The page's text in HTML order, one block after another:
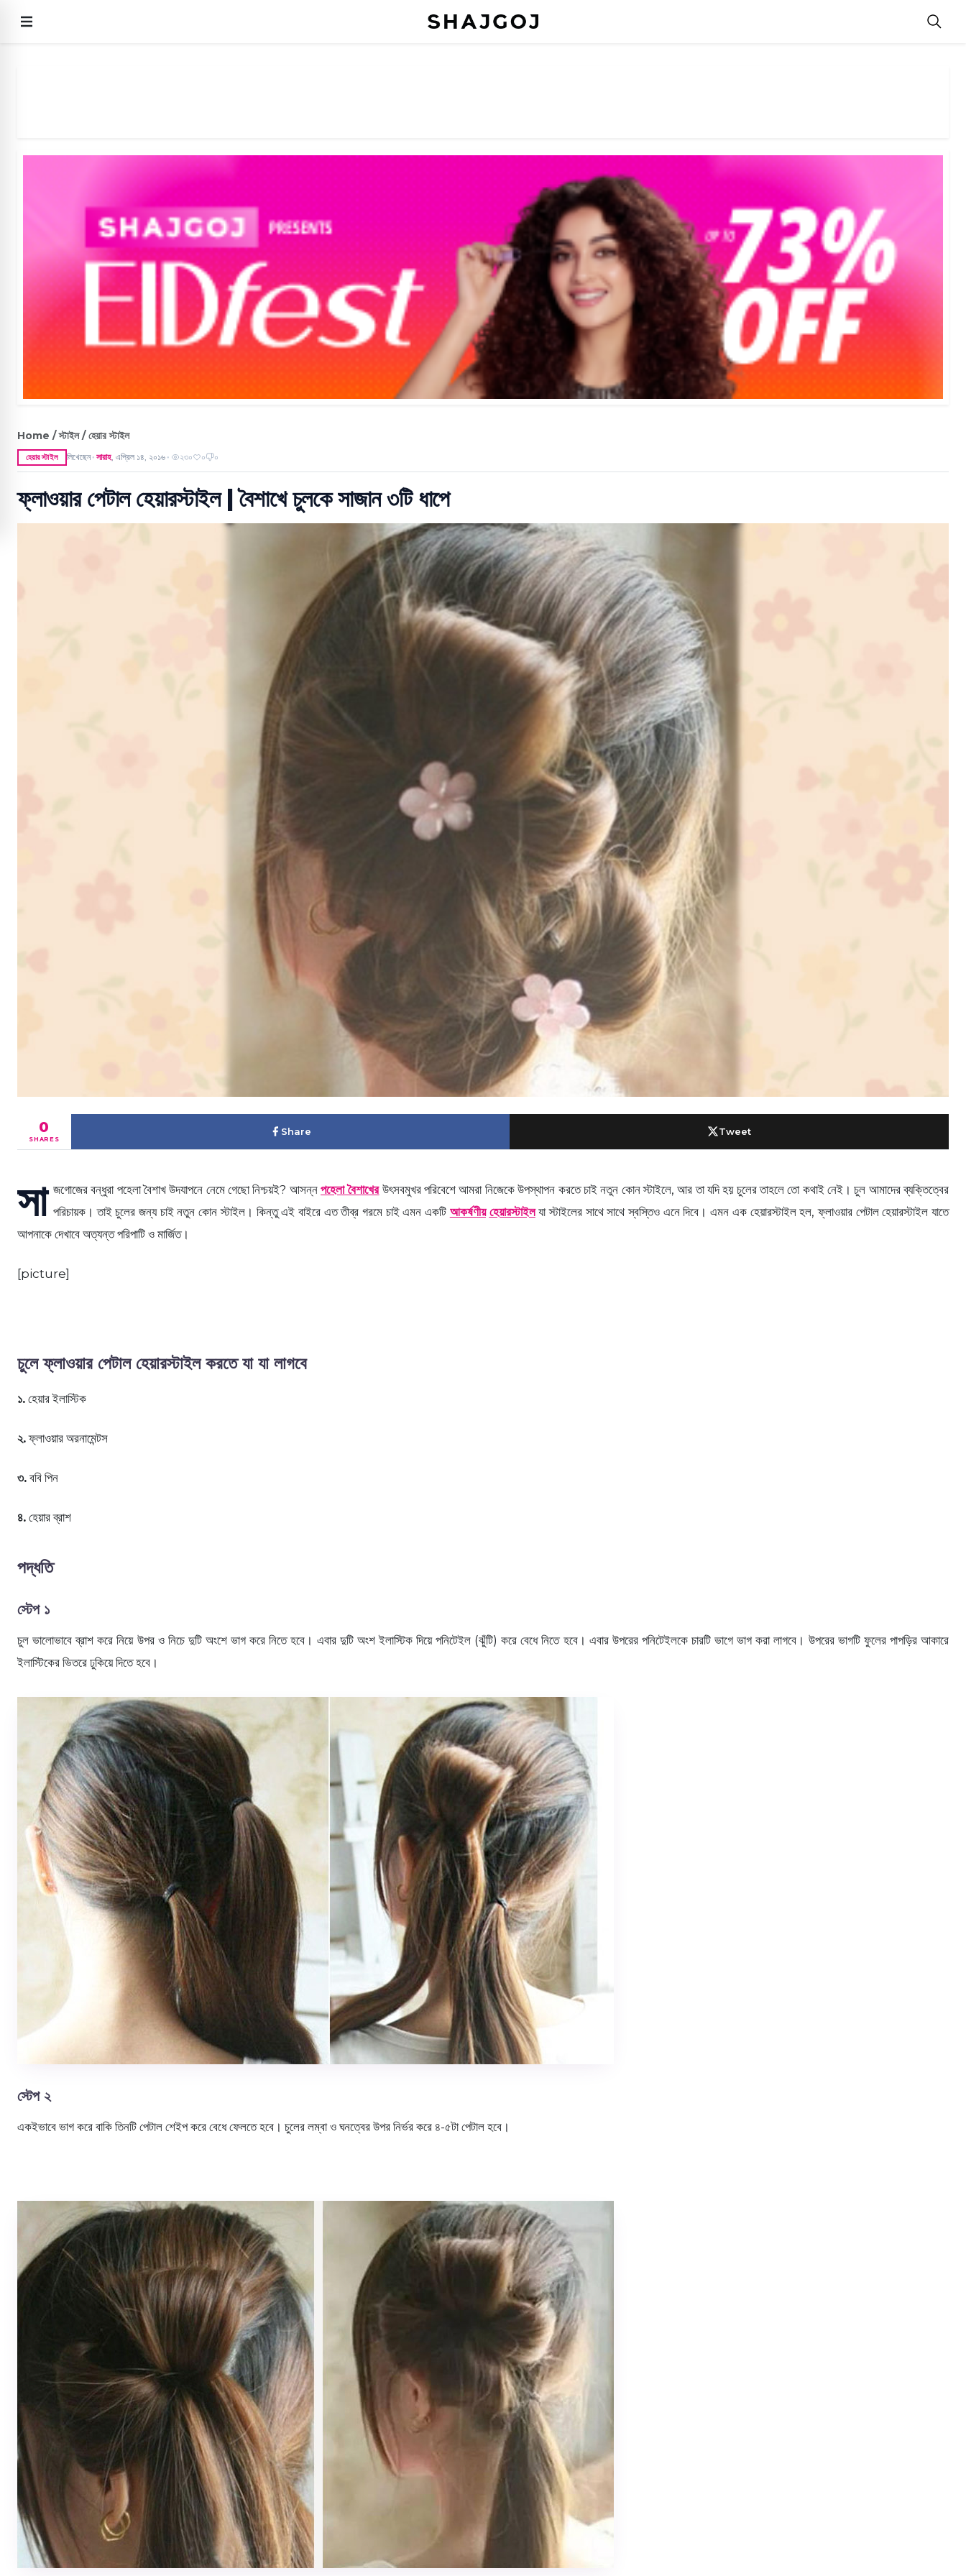
Home / স্টাইল / হেয়ার স্টাইল
হেয়ার স্টাইল লিখেছেন ● সারাহ, এপ্রিল ১৪, ২০১৬ ● ২৩০ ০ ০
ফ্লাওয়ার পেটাল হেয়ারস্টাইল | বৈশাখে চুলকে সাজান ৩টি ধাপে
0
SHARES
Share Tweet
সা জগোজের বন্ধুরা পহেলা বৈশাখ উদযাপনে নেমে গেছো নিশ্চয়ই? আসন্নপহেলা বৈশাখেরউৎসবমুখর পরিবেশে আমরা নিজেকে উপস্থাপন করতে চাই নতুন কোন স্টাইলে, আর তা যদি হয় চুলের তাহলে তো কথাই নেই। চুল আমাদের ব্যক্তিত্বের
পরিচায়ক। তাই চুলের জন্য চাই নতুন কোন স্টাইল। কিন্তু এই বাইরে এত তীব্র গরমে চাই এমন একটি আকর্ষণীয় হেয়ারস্টাইলযা স্টাইলের সাথে সাথে স্বস্তিও এনে দিবে। এমন এক হেয়ারস্টাইল হল, ফ্লাওয়ার পেটাল হেয়ারস্টাইল যাতে
আপনাকে দেখাবে অত্যন্ত পরিপাটি ও মার্জিত।
[picture]
চুলে ফ্লাওয়ার পেটাল হেয়ারস্টাইল করতে যা যা লাগবে
১. হেয়ার ইলাস্টিক
২.ফ্লাওয়ার অরনামেন্টস
৩. ববি পিন
৪. হেয়ার ব্রাশ
পদ্ধতি
স্টেপ ১
চুল ভালোভাবে ব্রাশ করে নিয়ে উপর ও নিচে দুটি অংশে ভাগ করে নিতে হবে। এবার দুটি অংশ ইলাস্টিক দিয়ে পনিটেইল (ঝুঁটি) করে বেধে নিতে হবে। এবার উপরের পনিটেইলকে চারটি ভাগে ভাগ করা লাগবে। উপরের ভাগটি ফুলের পাপড়ির আকারে
ইলাস্টিকের ভিতরে ঢুকিয়ে দিতে হবে।
স্টেপ ২
একইভাবে ভাগ করে বাকি তিনটি পেটাল শেইপ করে বেধে ফেলতে হবে। চুলের লম্বা ও ঘনত্বের উপর নির্ভর করে ৪-৫টা পেটাল হবে।